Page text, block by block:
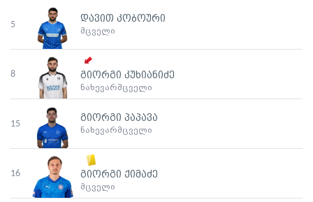
5
დავით კობოური
მცველი
8 გიორგი კუხიანიძე
ნახევარმცველი
15
გიორგი პაპავა
ნახევარმცველი
16 გიორგი ქიმაძე
მცველი